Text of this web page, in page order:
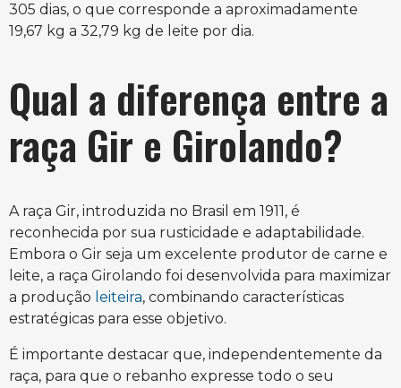
305 dias, o que corresponde a aproximadamente
19,67 kg a 32,79 kg de leite por dia.
Qual a diferença entre a
raça Gir e Girolando?
A raça Gir, introduzida no Brasil em 1911, é
reconhecida por sua rusticidade e adaptabilidade.
Embora o Gir seja um excelente produtor de carne e
leite, a raça Girolando foi desenvolvida para maximizar
a produção leiteira, combinando características
estratégicas para esse objetivo.
É importante destacar que, independentemente da
raça, para que o rebanho expresse todo o seu